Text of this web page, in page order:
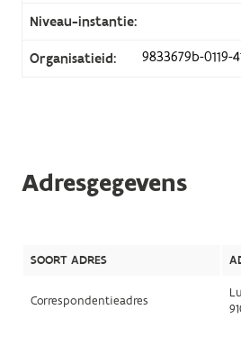
Niveau-instantie:
Organisatieid: 9833679b-0119-
Adresgegevens
SOORT ADRES
Correspondentieadres